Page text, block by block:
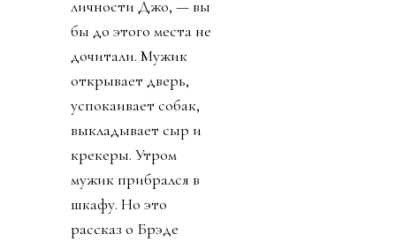
всякое дерьмо с
места на место».
Он откидывается на
спинку стула и снова
с той же улыбкой
говорит: «Да,
обычный хороший
день».